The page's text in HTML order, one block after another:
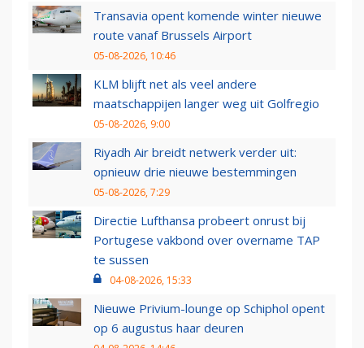
Transavia opent komende winter nieuwe
route vanaf Brussels Airport
05-08-2026, 10:46
KLM blijft net als veel andere
maatschappijen langer weg uit Golfregio
05-08-2026, 9:00
Riyadh Air breidt netwerk verder uit:
opnieuw drie nieuwe bestemmingen
05-08-2026, 7:29
Directie Lufthansa probeert onrust bij
Portugese vakbond over overname TAP
te sussen
04-08-2026, 15:33
Nieuwe Privium-lounge op Schiphol opent
op 6 augustus haar deuren